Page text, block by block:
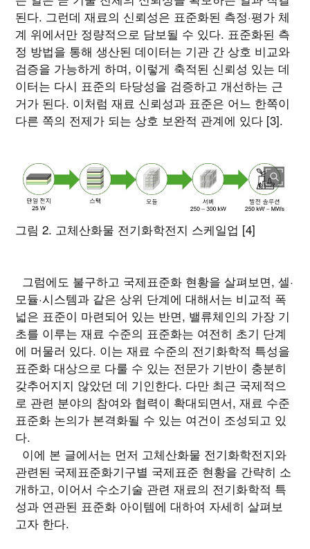
된다. 그런데 재료의 신뢰성은 표준화된 측정·평가 체
계 위에서만 정량적으로 담보될 수 있다. 표준화된 측
정 방법을 통해 생산된 데이터는 기관 간 상호 비교와
검증을 가능하게 하며, 이렇게 축적된 신뢰성 있는 데
이터는 다시 표준의 타당성을 검증하고 개선하는 근
거가 된다. 이처럼 재료 신뢰성과 표준은 어느 한쪽이
다른 쪽의 전제가 되는 상호 보완적 관계에 있다 [3].
그림 2. 고체산화물 전기화학전지 스케일업 [4]
그럼에도 불구하고 국제표준화 현황을 살펴보면, 셀·
모듈·시스템과 같은 상위 단계에 대해서는 비교적 폭
넓은 표준이 마련되어 있는 반면, 밸류체인의 가장 기
초를 이루는 재료 수준의 표준화는 여전히 초기 단계
에 머물러 있다. 이는 재료 수준의 전기화학적 특성을
표준화 대상으로 다룰 수 있는 전문가 기반이 충분히
갖추어지지 않았던 데 기인한다. 다만 최근 국제적으
로 관련 분야의 참여와 협력이 확대되면서, 재료 수준
표준화 논의가 본격화될 수 있는 여건이 조성되고 있
다.
이에 본 글에서는 먼저 고체산화물 전기화학전지와
관련된 국제표준화기구별 국제표준 현황을 간략히 소
개하고, 이어서 수소기술 관련 재료의 전기화학적 특
성과 연관된 표준화 아이템에 대하여 자세히 살펴보
고자 한다.